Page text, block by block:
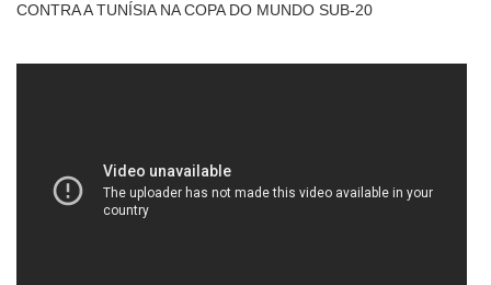
CONTRA A TUNÍSIA NA COPA DO MUNDO SUB-20